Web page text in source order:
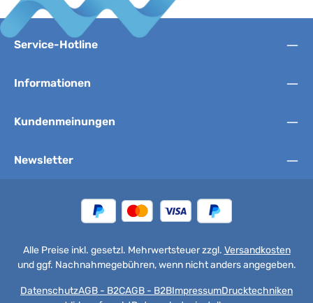
Service-Hotline
Informationen
Kundenmeinungen
Newsletter
Alle Preise inkl. gesetzl. Mehrwertsteuer zzgl. Versandkosten
und ggf. Nachnahmegebühren, wenn nicht anders angegeben.
DatenschutzAGB - B2CAGB - B2BImpressumDrucktechniken